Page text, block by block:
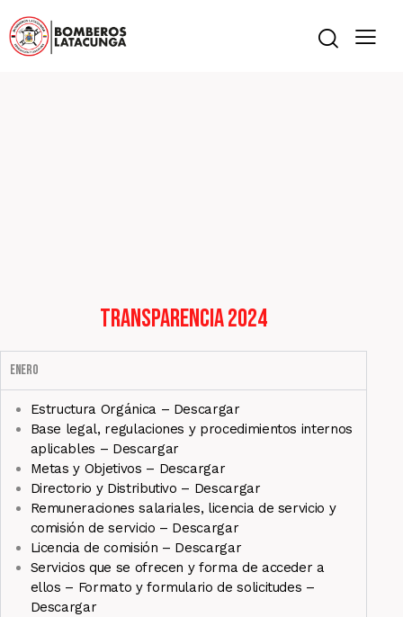
transparencia 2024
Enero
Estructura Orgánica – Descargar
Base legal, regulaciones y procedimientos internos
aplicables – Descargar
Metas y Objetivos – Descargar
Directorio y Distributivo – Descargar
Remuneraciones salariales, licencia de servicio y
comisión de servicio – Descargar
Licencia de comisión – Descargar
Servicios que se ofrecen y forma de acceder a
ellos – Formato y formulario de solicitudes –
Descargar